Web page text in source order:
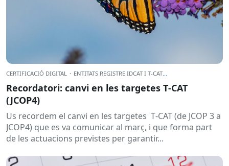
CERTIFICACIÓ DIGITAL · ENTITATS REGISTRE IDCAT I T-CAT
Recordatori: canvi en les targetes T‑CAT
(JCOP4)
Us recordem el canvi en les targetes T‑CAT (de JCOP 3 a
JCOP4) que es va comunicar al març, i que forma part
de les actuacions previstes per garantir...